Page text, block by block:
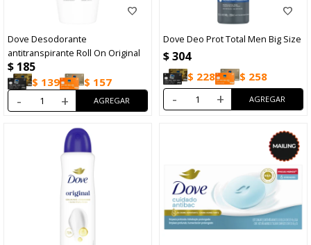
Dove Desodorante
antitranspirante Roll On Original
$ 185
$ 139 $ 157
- +
Dove Deo Prot Total Men Big Size
$304
$ 228 $ 258
- +